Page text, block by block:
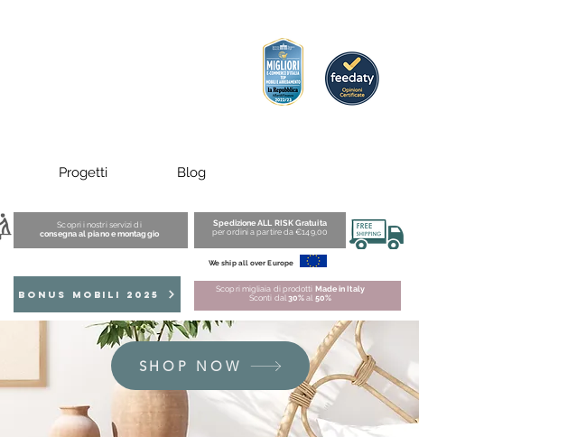
Progetti Blog
Scopri i nostri servizi di
consegna al piano e montaggio
Spedizione ALL RISK Gratuita
per ordini a partire da €149,00
We ship all over Europe
BONUS MOBILI 2025 Scopri migliaia di prodotti Made in Italy
Sconti dal30% al 50%
SHOP NOW